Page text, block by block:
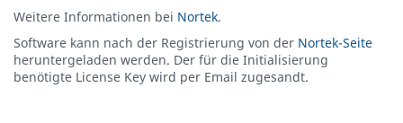
Weitere Informationen bei Nortek.
Software kann nach der Registrierung von der Nortek-Seite
heruntergeladen werden. Der für die Initialisierung
benötigte License Key wird per Email zugesandt.